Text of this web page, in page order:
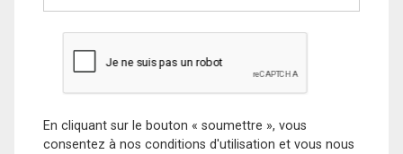
En cliquant sur le bouton « soumettre », vous
consentez à nos conditions d'utilisation et vous nous